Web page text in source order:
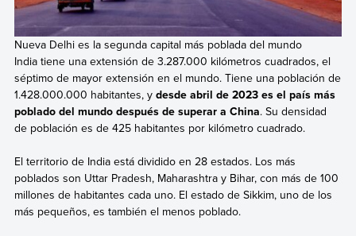
Nueva Delhi es la segunda capital más poblada del mundo
India tiene una extensión de 3.287.000 kilómetros cuadrados, el
séptimo de mayor extensión en el mundo. Tiene una población de
1.428.000.000 habitantes, y desde abril de 2023 es el país más
poblado del mundo después de superar a China. Su densidad
de población es de 425 habitantes por kilómetro cuadrado.
El territorio de India está dividido en 28 estados. Los más
poblados son Uttar Pradesh, Maharashtra y Bihar, con más de 100
millones de habitantes cada uno. El estado de Sikkim, uno de los
más pequeños, es también el menos poblado.